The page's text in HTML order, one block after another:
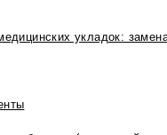
укладок: